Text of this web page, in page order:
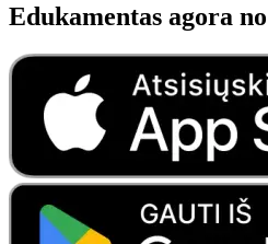
Edukamentas agora